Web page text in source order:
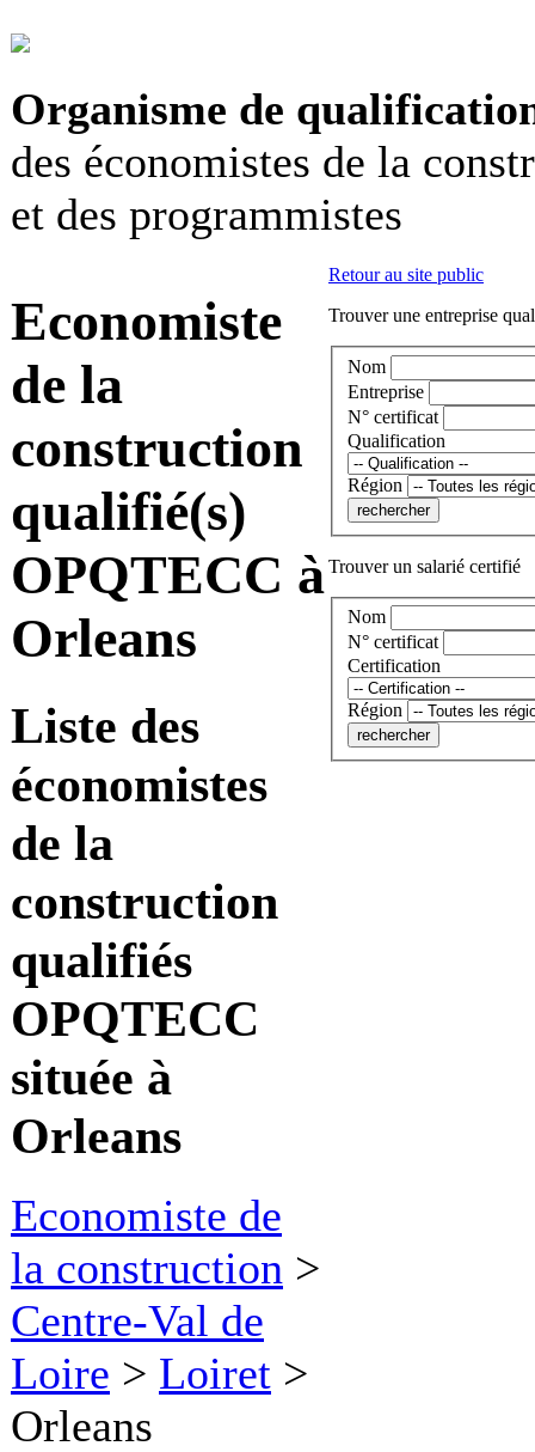
Organisme de
des économistes de la
et des programmistes
Economiste
de la
construction
qualifié(s)
OPQTECC à
Orleans
Liste des
économistes
de la
construction
qualifiés
OPQTECC
située à
Orleans
Economiste de
la construction >
Centre-Val de
Loire > Loiret >
Orleans
Retour au site public
Trouver une entreprise
Nom
Entreprise
N° certificat
Qualification
Région
Trouver un salarié certifié
Nom
N° certificat
Certification
Région